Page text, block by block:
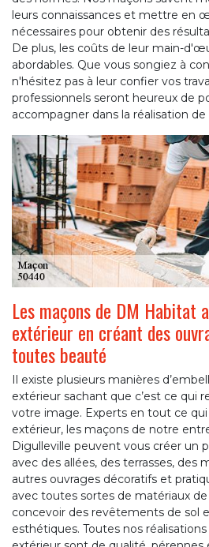
leurs connaissances et mettre en
nécessaires pour obtenir des
De plus, les coûts de leur main-
abordables. Que vous songiez à
n'hésitez pas à leur confier vos
professionnels seront heureux de
accompagner dans la réalisation de
Les maçons de DM Habitat
extérieur en créant des
toutes beauté
Il existe plusieurs manières
extérieur sachant que c’est ce qui
votre image. Experts en tout ce
extérieur, les maçons de notre
Digulleville peuvent vous créer un
avec des allées, des terrasses, des
autres ouvrages décoratifs et
avec toutes sortes de matériaux
concevoir des revêtements de sol
esthétiques. Toutes nos